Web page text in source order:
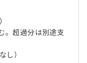
。超過分は別途支
し）